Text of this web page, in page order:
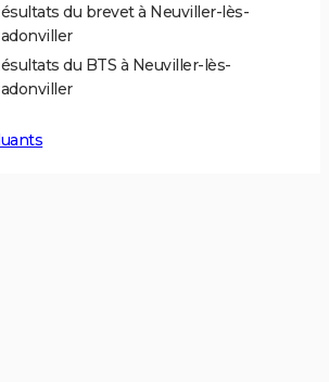
du brevet à Neuviller-lès-
du BTS à Neuviller-lès-